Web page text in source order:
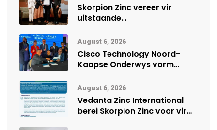
Skorpion Zinc vereer vir
uitstaande
Namibië Mynbou Ekspo
August 6, 2026
Cisco Technology Noord-
Kaapse Onderwys vorm
vennootskap
August 6, 2026
Vedanta Zinc International
berei Skorpion Zinc voor vir